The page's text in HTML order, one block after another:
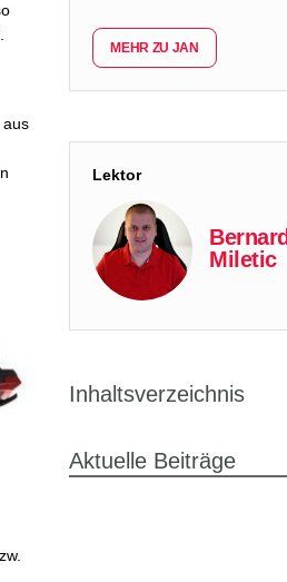
aus
MEHR ZU JAN
Lektor
Bernard
Miletic
Inhaltsverzeichnis
Aktuelle Beiträge